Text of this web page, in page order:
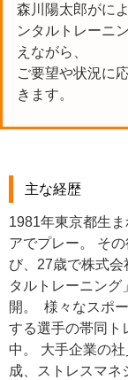
森川陽太郎がに
ンタルトレーニ
えながら、
ご要望や状況に
きます。
主な経歴
1981年東京都生
アでプレー。 そ
び、27歳で株式
タルトレーニング
開。 様々なスポ
する選手の帯同ト
中。 大手企業の
成、ストレスマネ